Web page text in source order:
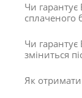
Чи
сплаченого
Чи гарантує
зміниться
Як отримати